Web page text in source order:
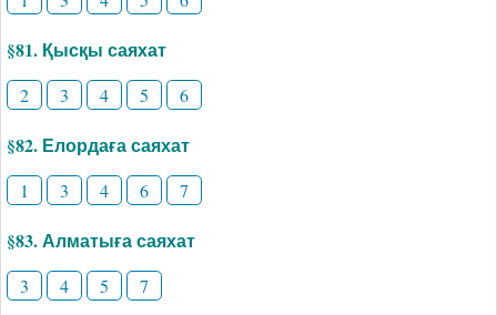
§81. Қысқы саяхат
2 3 4 5 6
§82. Елордаға саяхат
1 3 4 6 7
§83. Алматыға саяхат
3 4 5 7